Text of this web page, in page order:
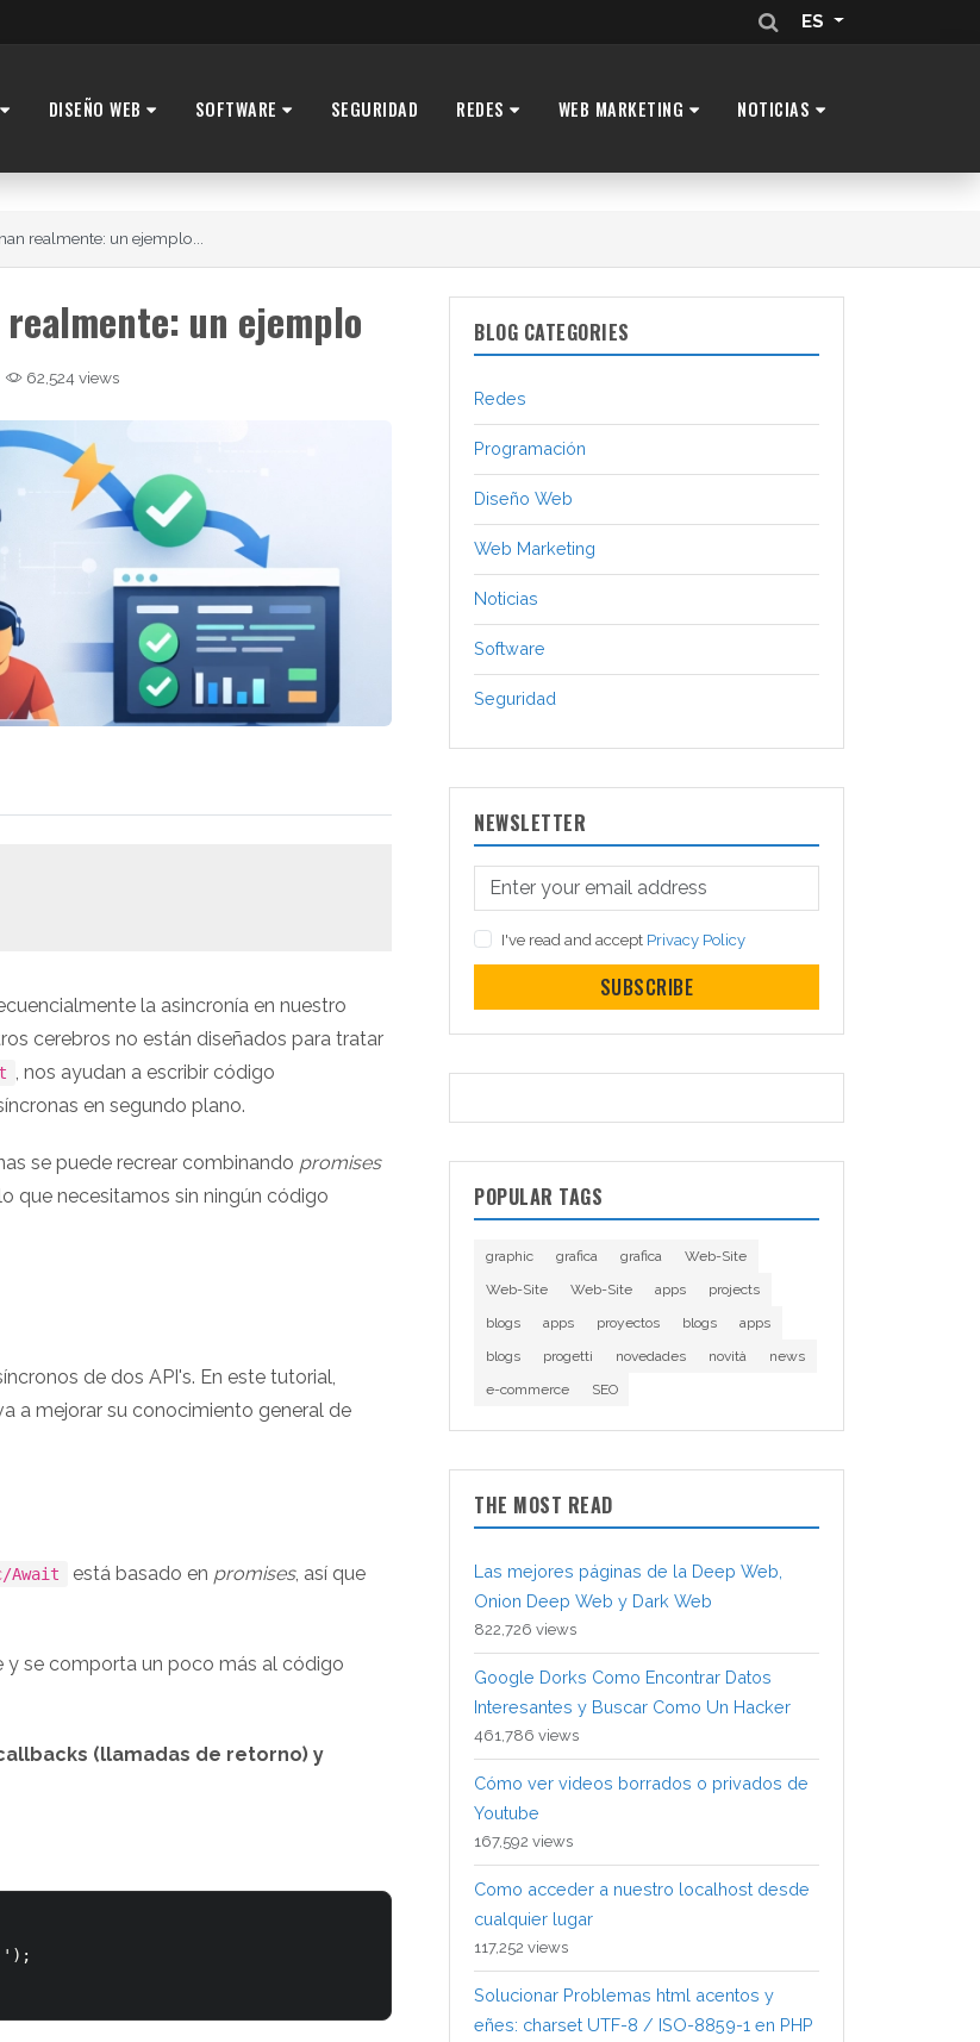
ES
DISEÑO WEB SOFTWARE SEGURIDAD REDES WEB MARKETING NOTICIAS
realmente: un ejemplo...
un ejemplo
62,524 views
la asincronía en nuestro
cerebros no están diseñados para tratar
, nos ayudan a escribir código
en segundo plano.
se puede recrear combinando promises
que necesitamos sin ningún código
de dos API's. En este tutorial,
a mejorar su conocimiento general de
Await está basado en promises, así que
y se comporta un poco más al código
(llamadas de retorno) y
BLOG CATEGORIES
Redes
Programación
Diseño Web
Web Marketing
Noticias
Software
Seguridad
NEWSLETTER
I've read and accept Privacy Policy
SUBSCRIBE
POPULAR TAGS
graphic grafica grafica
Web-Site
Web-Site
Web-Site apps
projects
blogs
apps proyectos blogs
apps
blogs
progetti novedades novità
news
e-commerce
SEO
THE MOST READ
Las mejores páginas de la Deep Web,
Onion Deep Web y Dark Web
822,726 views
Google Dorks Como Encontrar Datos
Interesantes y Buscar Como Un Hacker
461,786 views
Cómo ver videos borrados o privados de
Youtube
167,592 views
Como acceder a nuestro localhost desde
cualquier lugar
117,252 views
Solucionar Problemas html acentos y
eñes: charset UTF-8 / ISO-8859-1 en PHP